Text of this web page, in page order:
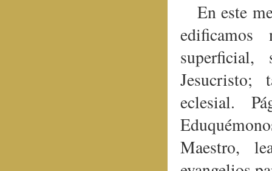
En este
Jesucristo;
eclesial.
Maestro,